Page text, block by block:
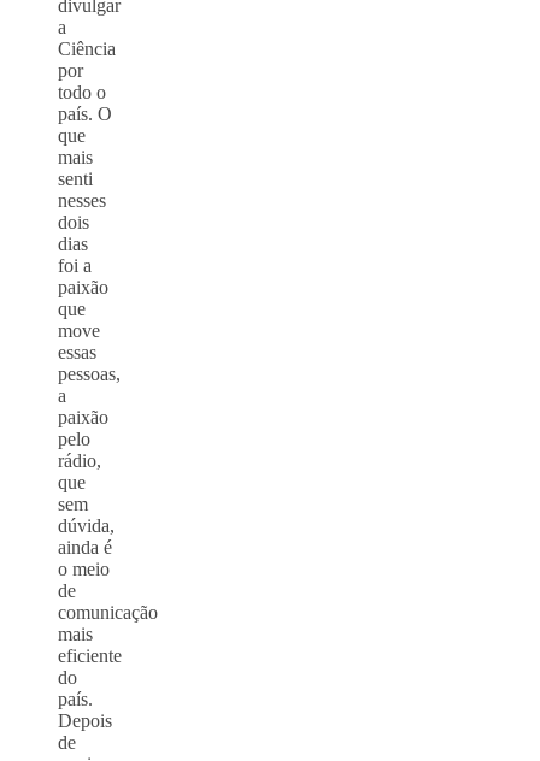
divulgar
a
Ciência
por
todo o
país. O
que
mais
senti
nesses
dois
dias
foi a
paixão
que
move
essas
pessoas,
a
paixão
pelo
rádio,
que
sem
dúvida,
ainda é
o meio
de
comunicação
mais
eficiente
do
país.
Depois
de